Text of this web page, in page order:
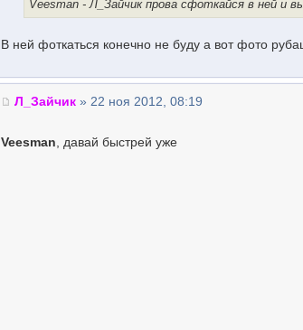
Veesman - Л_Зайчик прова сфоткайся в ней и
В ней фоткаться конечно не буду а вот фото
Л_Зайчик » 22 ноя 2012, 08:19
Veesman , давай быстрей уже